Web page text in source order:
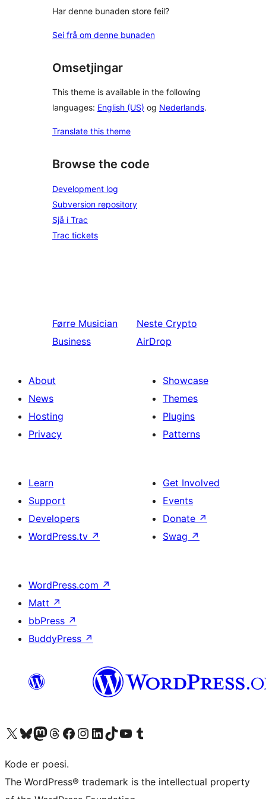
Har denne bunaden store feil?
Sei frå om denne bunaden
Omsetjingar
This theme is available in the following
languages: English (US) og Nederlands.
Translate this theme
Browse the code
Development log
Subversion repository
Sjå i Trac
Trac tickets
Førre Musician
Business
Neste Crypto
AirDrop
About
News
Hosting
Privacy
Showcase
Themes
Plugins
Patterns
Learn
Support
Developers
WordPress.tv ↗
Get Involved
Events
Donate ↗
Swag ↗
WordPress.com ↗
Matt ↗
bbPress ↗
BuddyPress ↗
Visit our X (formerly Twitter) account
Visit our Bluesky account
Visit our Mastodon account
Visit our Threads account
Visit our Facebook page
Visit our Instagram account
Visit our LinkedIn account
Visit our TikTok account
Visit our YouTube channel
Visit our Tumblr account
Kode er poesi.
The WordPress® trademark is the intellectual property